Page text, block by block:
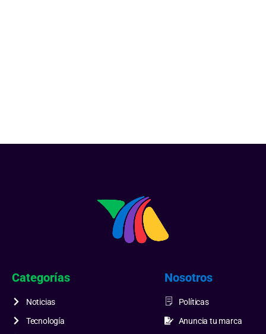
Categorías
Noticias
Tecnología
Nosotros
Políticas
Anuncia tu marca